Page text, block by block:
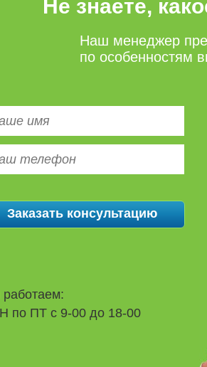
Не знаете,
Наш менеджер
по особенностям
по ПТ с 9-00 до 18-00